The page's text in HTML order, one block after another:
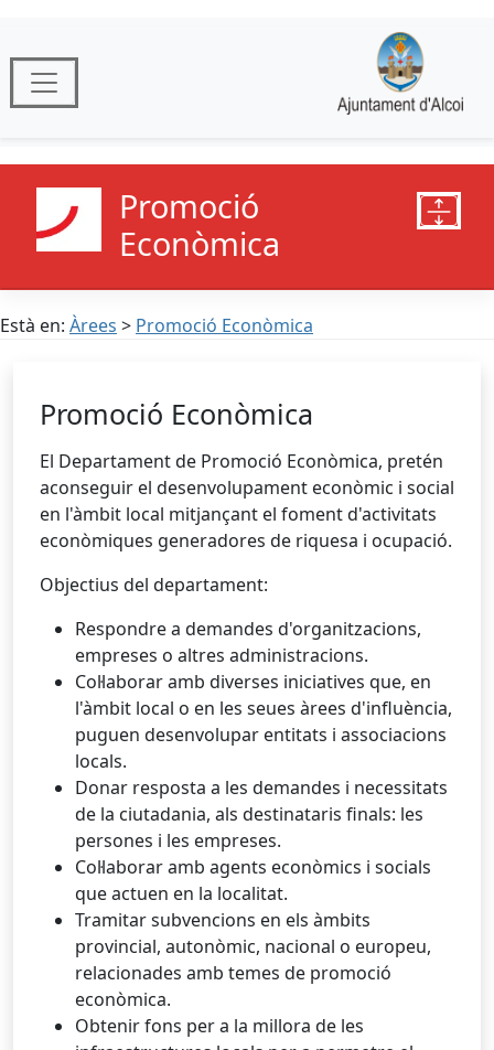
Promoció
Econòmica
Està en: Àrees > Promoció Econòmica
Promoció Econòmica
El Departament de Promoció Econòmica, pretén
aconseguir el desenvolupament econòmic i social
en l'àmbit local mitjançant el foment d'activitats
econòmiques generadores de riquesa i ocupació.
Objectius del departament:
Respondre a demandes d'organitzacions,
empreses o altres administracions.
Col·laborar amb diverses iniciatives que, en
l'àmbit local o en les seues àrees d'influència,
puguen desenvolupar entitats i associacions
locals.
Donar resposta a les demandes i necessitats
de la ciutadania, als destinataris finals: les
persones i les empreses.
Col·laborar amb agents econòmics i socials
que actuen en la localitat.
Tramitar subvencions en els àmbits
provincial, autonòmic, nacional o europeu,
relacionades amb temes de promoció
econòmica.
Obtenir fons per a la millora de les